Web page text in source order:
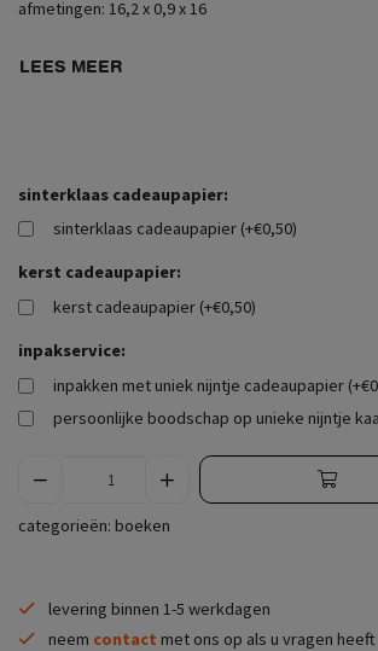
afmetingen: 16,2 x 0,9 x 16
LEES MEER
sinterklaas cadeaupapier:
sinterklaas cadeaupapier (+€0,50)
kerst cadeaupapier:
kerst cadeaupapier (+€0,50)
inpakservice:
inpakken met uniek nijntje cadeaupapier
persoonlijke boodschap op unieke nijntje
categorieën: boeken
levering binnen 1-5 werkdagen
neem contact met ons op als u vragen heeft